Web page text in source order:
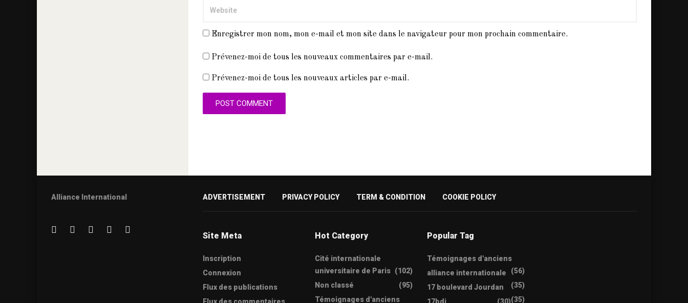
Enregistrer mon nom, mon e-mail et mon site dans le navigateur pour mon prochain commentaire.
Prévenez-moi de tous les nouveaux commentaires par e-mail.
Prévenez-moi de tous les nouveaux articles par e-mail.
ADVERTISEMENT PRIVACY POLICY TERM & CONDITION COOKIE POLICY
Site Meta
Inscription
Connexion
Flux des publications
Hot Category
Cité internationale
universitaire de Paris (102)
Non classé
(95)
Témoignages d'anciens
Popular Tag
Témoignages d'anciens
(56)
alliance internationale
(35)
17 boulevard Jourdan
(35)
Alliance International